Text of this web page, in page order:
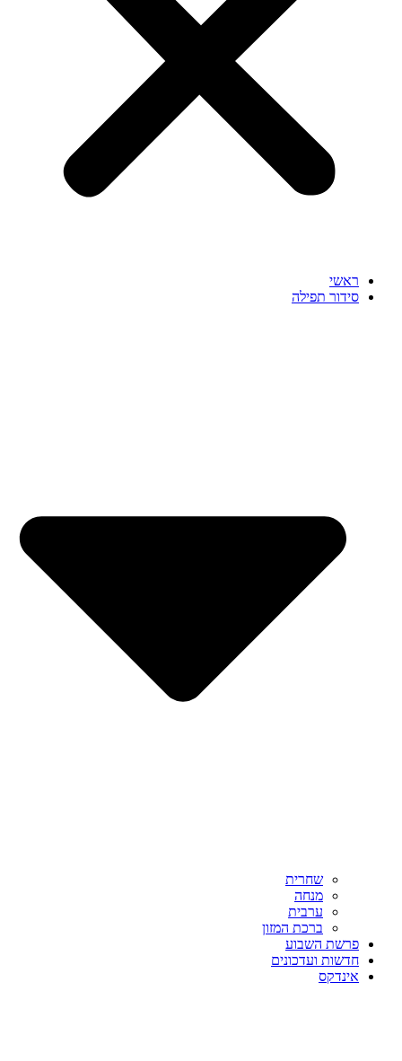
ראשי
סידור תפילה
שחרית
מנחה
ערבית
ברכת המזון
פרשת השבוע
חדשות ועדכונים
אינדקס